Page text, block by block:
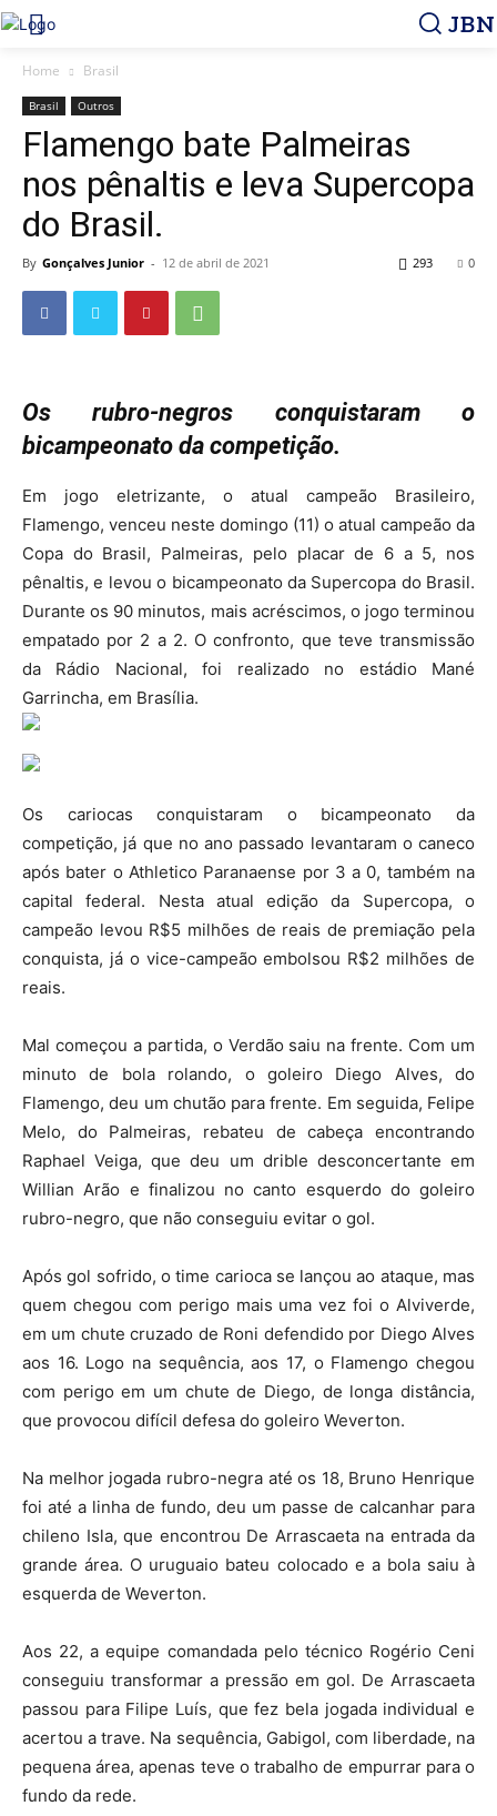
JBN
Home Brasil
Brasil Outros
Flamengo bate Palmeiras
nos pênaltis e leva Supercopa
do Brasil.
By Gonçalves Junior - 12 de abril de 2021 0
293
Os rubro-negros conquistaram o
bicampeonato da competição.
Em jogo eletrizante, o atual campeão Brasileiro,
Flamengo, venceu neste domingo (11) o atual campeão da
Copa do Brasil, Palmeiras, pelo placar de 6 a 5, nos
pênaltis, e levou o bicampeonato da Supercopa do Brasil.
Durante os 90 minutos, mais acréscimos, o jogo terminou
empatado por 2 a 2. O confronto, que teve transmissão
da Rádio Nacional, foi realizado no estádio Mané
Garrincha, em Brasília.
Os cariocas conquistaram o bicampeonato da
competição, já que no ano passado levantaram o caneco
após bater o Athletico Paranaense por 3 a 0, também na
capital federal. Nesta atual edição da Supercopa, o
campeão levou R$5 milhões de reais de premiação pela
conquista, já o vice-campeão embolsou R$2 milhões de
reais.
Mal começou a partida, o Verdão saiu na frente. Com um
minuto de bola rolando, o goleiro Diego Alves, do
Flamengo, deu um chutão para frente. Em seguida, Felipe
Melo, do Palmeiras, rebateu de cabeça encontrando
Raphael Veiga, que deu um drible desconcertante em
Willian Arão e finalizou no canto esquerdo do goleiro
rubro-negro, que não conseguiu evitar o gol.
Após gol sofrido, o time carioca se lançou ao ataque, mas
quem chegou com perigo mais uma vez foi o Alviverde,
em um chute cruzado de Roni defendido por Diego Alves
aos 16. Logo na sequência, aos 17, o Flamengo chegou
com perigo em um chute de Diego, de longa distância,
que provocou difícil defesa do goleiro Weverton.
Na melhor jogada rubro-negra até os 18, Bruno Henrique
foi até a linha de fundo, deu um passe de calcanhar para
chileno Isla, que encontrou De Arrascaeta na entrada da
grande área. O uruguaio bateu colocado e a bola saiu à
esquerda de Weverton.
Aos 22, a equipe comandada pelo técnico Rogério Ceni
conseguiu transformar a pressão em gol. De Arrascaeta
passou para Filipe Luís, que fez bela jogada individual e
acertou a trave. Na sequência, Gabigol, com liberdade, na
pequena área, apenas teve o trabalho de empurrar para o
fundo da rede.